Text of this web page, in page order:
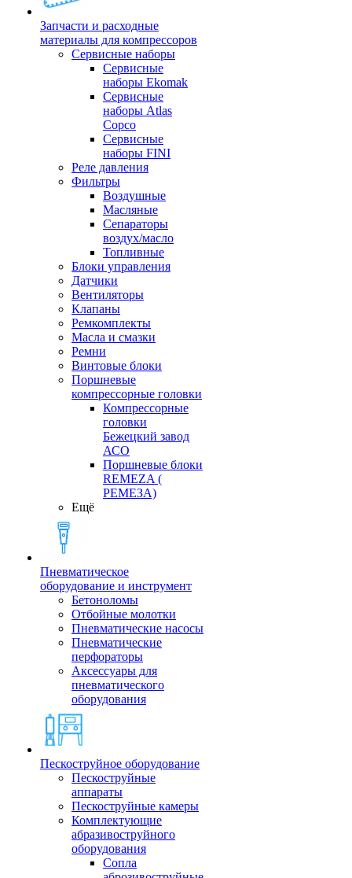
Запчасти и расходные
материалы для компрессоров
Cервисные наборы
Сервисные
наборы Ekomak
Cервисные
наборы Atlas
Copco
Сервисные
наборы FINI
Реле давления
Фильтры
Воздушные
Масляные
Сепараторы
воздух/масло
Топливные
Блоки управления
Датчики
Вентиляторы
Клапаны
Ремкомплекты
Масла и смазки
Ремни
Винтовые блоки
Поршневые
компрессорные головки
Компрессорные
головки
Бежецкий завод
АСО
Поршневые блоки
REMEZA (
РЕМЕЗА)
Ещё
Пневматическое
оборудование и инструмент
Бетоноломы
Отбойные молотки
Пневматические насосы
Пневматические
перфораторы
Аксессуары для
пневматического
оборудования
Пескоструйное оборудование
Пескоструйные
аппараты
Пескоструйные камеры
Комплектующие
абразивоструйного
оборудования
Сопла